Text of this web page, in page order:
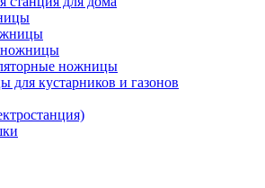
ножницы
для кустарников и газонов